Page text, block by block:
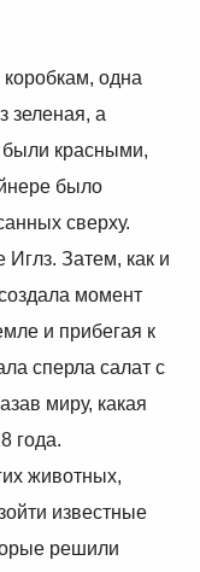
одна
а
были красными,
было
сверху.
Затем, как и
момент
и прибегая к
сперла салат с
миру, какая
года.
животных,
известные
решили